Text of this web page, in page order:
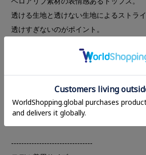
透ける生地と透けない生地によるストラ
透けすぎないのがポイント。
インナーが見えない中央部分だけを開け
柔らかな生地を使っているのでトップス
ず、ほど良くゆとりのあるリラックス感
光沢感があるのでシンプルなボトムでも映
--------------------------------